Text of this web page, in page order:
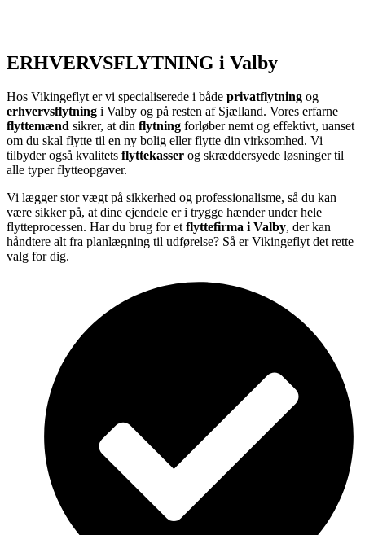
ERHVERVSFLYTNING i Valby
Hos Vikingeflyt er vi specialiserede i både privatflytning og
erhvervsflytning i Valby og på resten af Sjælland. Vores erfarne
flyttemænd sikrer, at din flytning forløber nemt og effektivt, uanset
om du skal flytte til en ny bolig eller flytte din virksomhed. Vi
tilbyder også kvalitets flyttekasser og skræddersyede løsninger til
alle typer flytteopgaver.
Vi lægger stor vægt på sikkerhed og professionalisme, så du kan
være sikker på, at dine ejendele er i trygge hænder under hele
flytteprocessen. Har du brug for etflyttefirma i Valby, der kan
håndtere alt fra planlægning til udførelse? Så er Vikingeflyt det rette
valg for dig.